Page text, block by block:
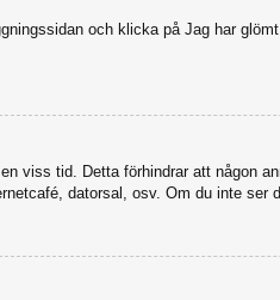
och klicka på Jag har
viss tid. Detta förhindrar att någon
datorsal, osv. Om du inte ser